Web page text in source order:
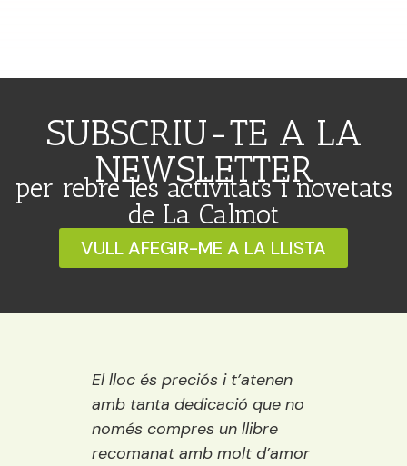
SUBSCRIU-TE A LA
NEWSLETTER
per rebre les activitats i novetats
de La Calmot
VULL AFEGIR-ME A LA LLISTA
és preciós i t’atenen
tanta dedicació que no
compres un llibre
amb molt d’amor
Una llibreria preciosa
vora el riu. És petita,
encisadora i conté
llibres del mercat